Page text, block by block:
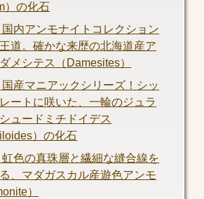
）の化石
内アンモナイトコレクション
道。確かな来歴の北海道産ア
メシテス（Damesites）
産マニアックシリーズ！シッ
ートに咲いた、一輪のジュラ
ュードミチドイデス
）の化石
色の真珠層と繊細な縫合線を
、マダガスカル産遊色アンモ
）